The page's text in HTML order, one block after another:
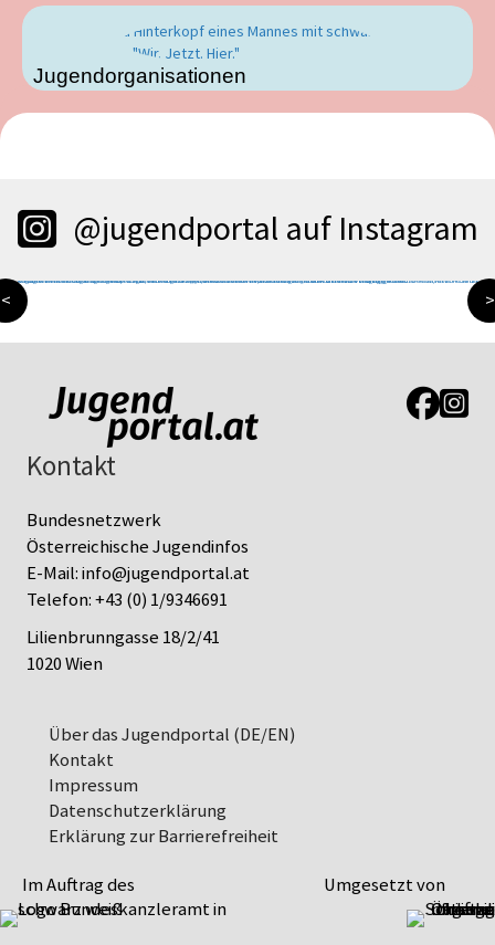
Jugendorganisationen
@jugendportal auf Instagram
< >
Link zur
Link
Kontakt
Bundesnetzwerk
Österreichische Jugendinfos
E-Mail:info@jugendportal.at
Telefon:+43 (0) 1/9346691
Lilienbrunngasse 18/2/41
1020 Wien
Über das Jugendportal (DE/EN)
Kontakt
Impressum
Datenschutz­erklärung
Erklärung zur Barrierefreiheit
Im Auftrag des Umgesetzt von